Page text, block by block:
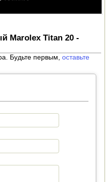
Marolex Titan 20 -
Будьте первым,оставьте